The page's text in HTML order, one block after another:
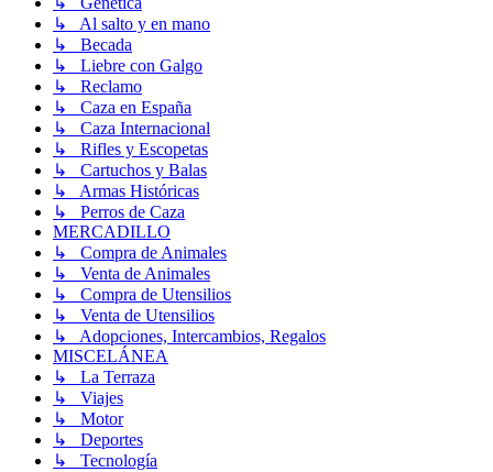
↳ Al salto y en mano
↳ Becada
↳ Liebre con Galgo
↳ Reclamo
↳ Caza en España
↳ Caza Internacional
↳ Rifles y Escopetas
↳ Cartuchos y Balas
↳ Armas Históricas
↳ Perros de Caza
MERCADILLO
↳ Compra de Animales
↳ Venta de Animales
↳ Compra de Utensilios
↳ Venta de Utensilios
↳ Adopciones, Intercambios, Regalos
MISCELÁNEA
↳ La Terraza
↳ Viajes
↳ Motor
↳ Deportes
↳ Tecnología